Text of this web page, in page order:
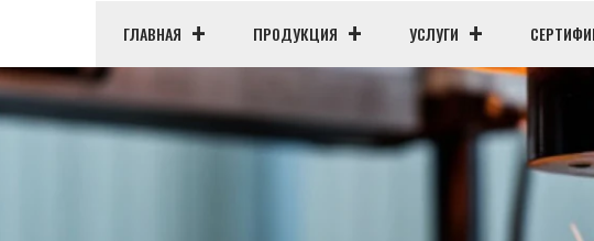
ГЛАВНАЯ ПРОДУКЦИЯ УСЛУГИ